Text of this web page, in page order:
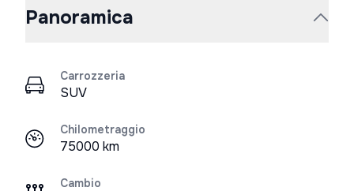
Panoramica
Carrozzeria
SUV
Chilometraggio
75000 km
Cambio